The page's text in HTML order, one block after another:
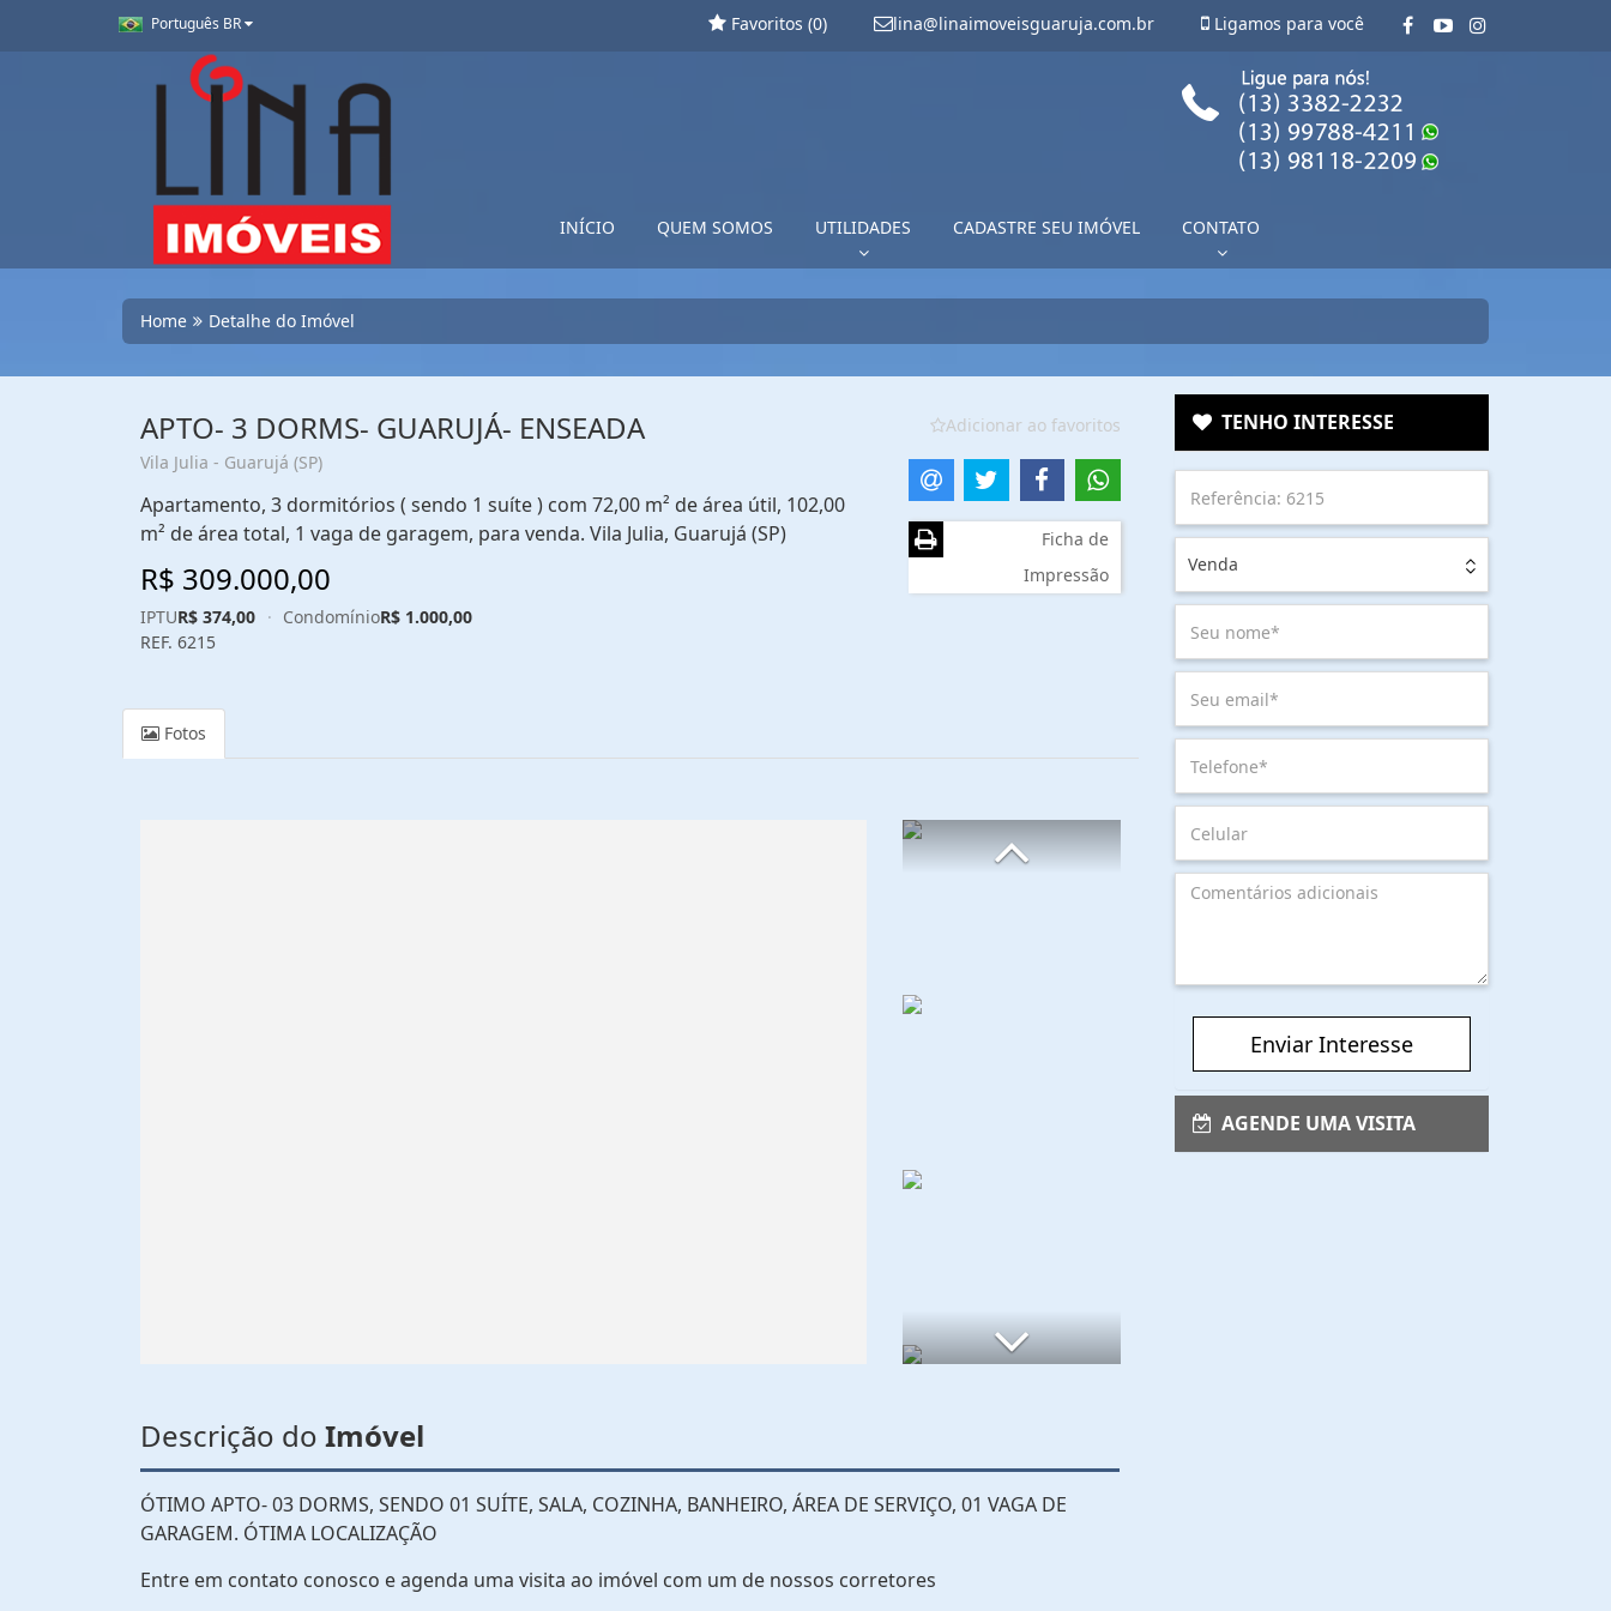
Português BR Ligamos para você
lina@linaimoveisguaruja.com.br
Favoritos (0)
INÍCIO QUEM SOMOS UTILIDADES CADASTRE SEU IMÓVEL CONTATO
Home Detalhe do Imóvel
APTO- 3 DORMS- GUARUJÁ- ENSEADA
Vila Julia - Guarujá (SP)
Apartamento, 3 dormitórios ( sendo 1 suíte ) com 72,00 m² de área útil, 102,00
m² de área total, 1 vaga de garagem, para venda. Vila Julia, Guarujá (SP)
R$ 309.000,00
IPTUR$ 374,00 · CondomínioR$ 1.000,00
REF. 6215
Adicionar ao favoritos
Ficha de
Impressão
Fotos
Descrição do Imóvel
ÓTIMO APTO- 03 DORMS, SENDO 01 SUÍTE, SALA, COZINHA, BANHEIRO, ÁREA DE SERVIÇO, 01 VAGA DE
GARAGEM. ÓTIMA LOCALIZAÇÃO
Entre em contato conosco e agenda uma visita ao imóvel com um de nossos corretores
TENHO INTERESSE
Venda
Enviar Interesse
AGENDE UMA VISITA